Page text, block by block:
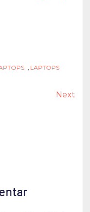
LAPTOPS
Next